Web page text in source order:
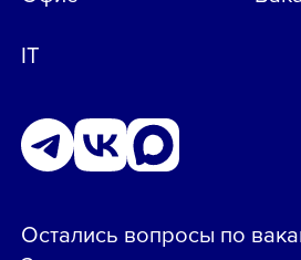
Остались вопросы по
IT